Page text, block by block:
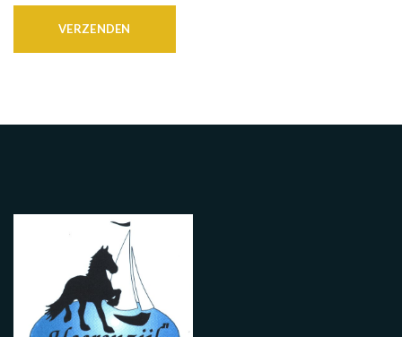
VERZENDEN